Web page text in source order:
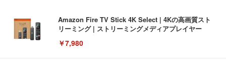
Amazon Fire TV Stick 4K Select | 4Kの高画質スト
リーミング | ストリーミングメディアプレイヤー
￥7,980